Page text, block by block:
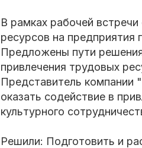
В рамках рабочей
ресурсов на предприятия
Предложены пути
привлечения трудовых
Представитель компании
оказать содействие в
культурного
Решили: Подготовить и